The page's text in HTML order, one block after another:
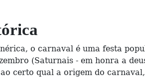
o carnaval é uma festa
(Saturnais - em honra a
certo qual a origem do